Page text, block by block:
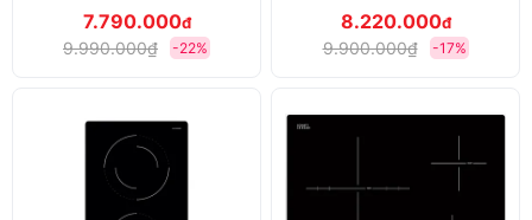
7.790.000đ
9.990.000₫ -22%
8.220.000đ
9.900.000₫ -17%